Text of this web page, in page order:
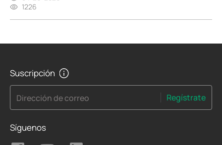
1226
Suscripción
Dirección de correo Regístrate
Síguenos